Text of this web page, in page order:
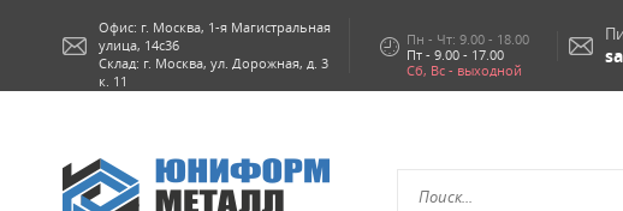
Офис: г. Москва, 1-я Магистральная
улица, 14с36
Склад: г. Москва, ул. Дорожная, д. 3
к. 11
Пн - Чт: 9.00 - 18.00
Пт - 9.00 - 17.00
Сб, Вс - выходной